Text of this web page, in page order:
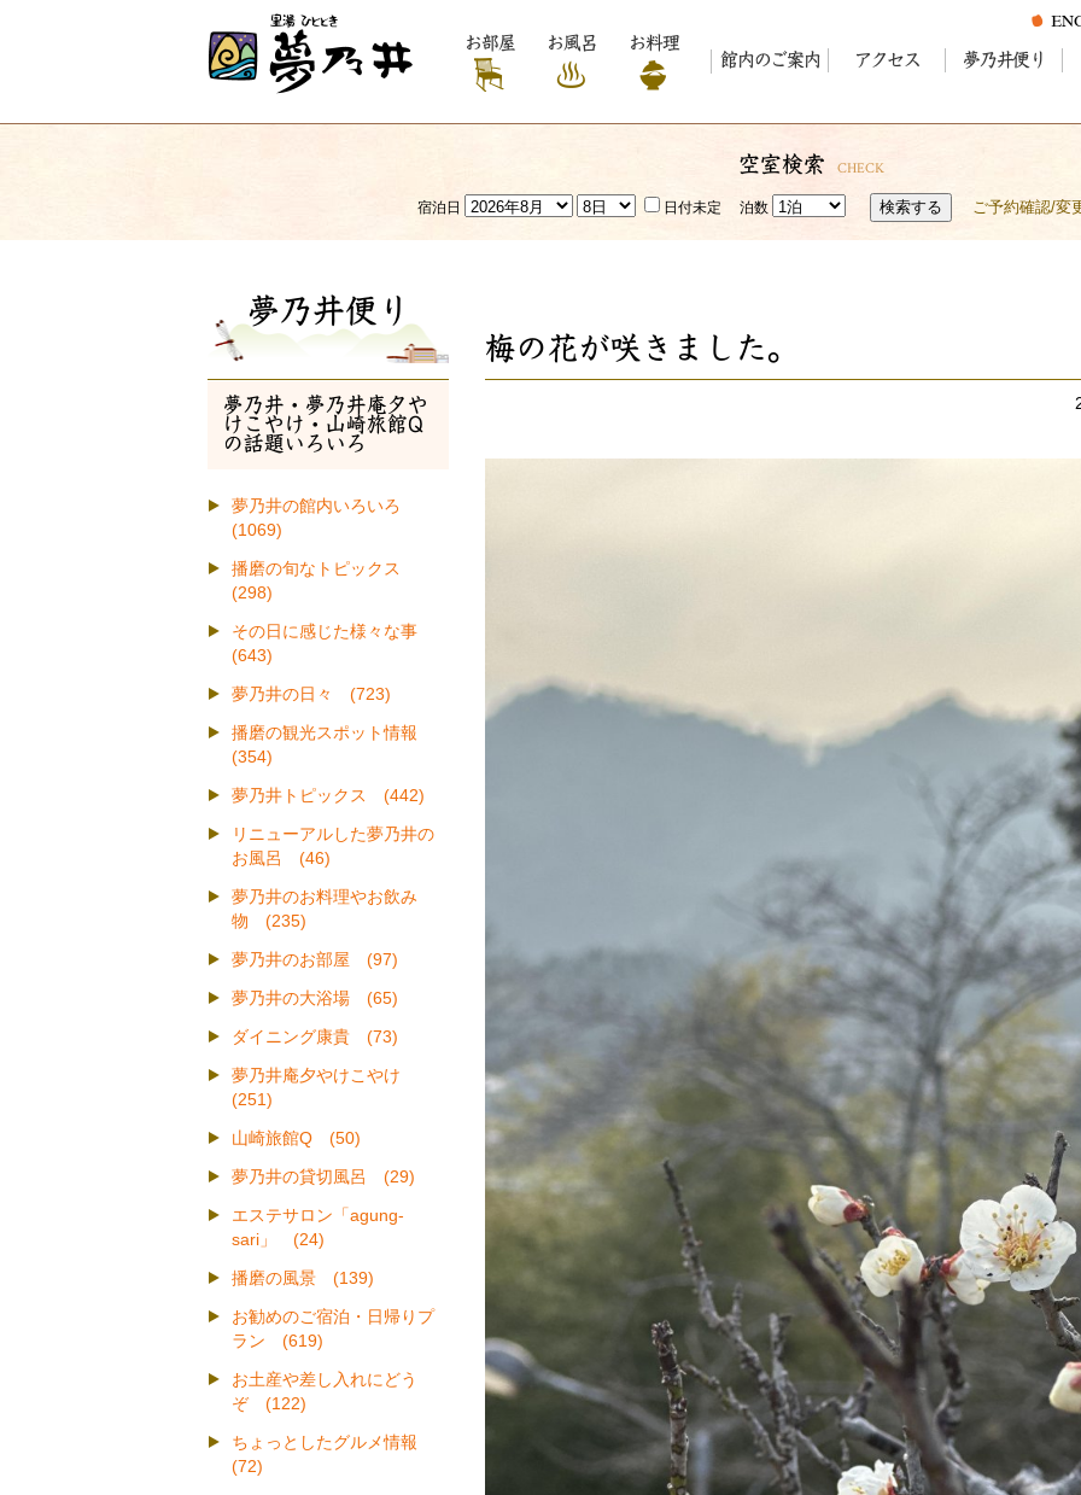
お部屋 お風呂
お料理
館内のご案内
アクセス 夢乃井便り
空室検索 CHECK
宿泊日 日付未定 泊数 検索する ご予約確認/変
夢乃井便り
梅の花が咲きました。
夢乃井・夢乃井庵夕や
けこやけ・山崎旅館Q
の話題いろいろ
夢乃井の館内いろいろ
(1069)
播磨の旬なトピックス
(298)
その日に感じた様々な事
(643)
夢乃井の日々 (723)
播磨の観光スポット情報
(354)
夢乃井トピックス (442)
リニューアルした夢乃井の
お風呂 (46)
夢乃井のお料理やお飲み
物 (235)
夢乃井のお部屋 (97)
夢乃井の大浴場 (65)
ダイニング康貴 (73)
夢乃井庵夕やけこやけ
(251)
山崎旅館Q (50)
夢乃井の貸切風呂 (29)
エステサロン「agung-
sari」 (24)
播磨の風景 (139)
お勧めのご宿泊・日帰りプ
ラン (619)
お土産や差し入れにどう
ぞ (122)
ちょっとしたグルメ情報
(72)